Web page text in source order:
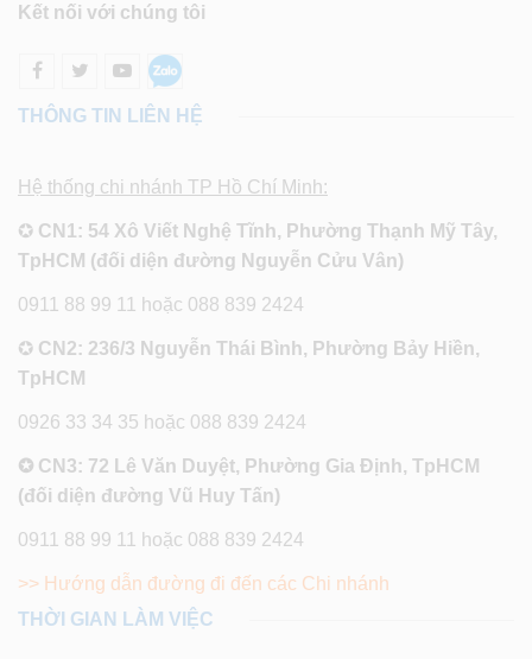
Kết nối với chúng tôi
THÔNG TIN LIÊN HỆ
Hệ thống chi nhánh TP Hồ Chí Minh:
✪ CN1: 54 Xô Viết Nghệ Tĩnh, Phường Thạnh Mỹ Tây,
TpHCM (đối diện đường Nguyễn Cửu Vân)
0911 88 99 11 hoặc 088 839 2424
✪ CN2: 236/3 Nguyễn Thái Bình, Phường Bảy Hiền,
TpHCM
0926 33 34 35 hoặc 088 839 2424
✪ CN3: 72 Lê Văn Duyệt, Phường Gia Định, TpHCM
(đối diện đường Vũ Huy Tấn)
0911 88 99 11 hoặc 088 839 2424
>> Hướng dẫn đường đi đến các Chi nhánh
THỜI GIAN LÀM VIỆC